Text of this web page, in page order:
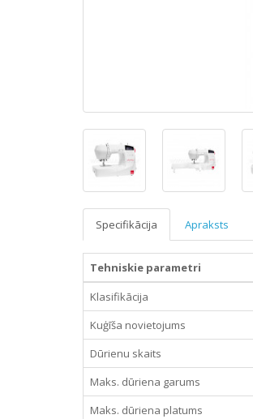
Specifikācija Apraksts
Tehniskie parametri
Klasifikācija
Kuģīša novietojums
Dūrienu skaits
Maks. dūriena garums
Maks. dūriena platums